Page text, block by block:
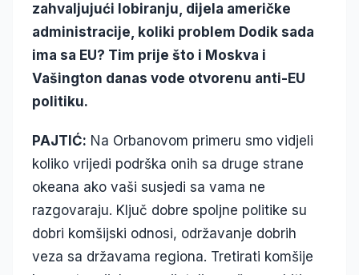
zahvaljujući lobiranju, dijela američke
administracije, koliki problem Dodik sada
ima sa EU? Tim prije što i Moskva i
Vašington danas vode otvorenu anti-EU
politiku.
PAJTIĆ: Na Orbanovom primeru smo vidjeli
koliko vrijedi podrška onih sa druge strane
okeana ako vaši susjedi sa vama ne
razgovaraju. Ključ dobre spoljne politike su
dobri komšijski odnosi, održavanje dobrih
veza sa državama regiona. Tretirati komšije